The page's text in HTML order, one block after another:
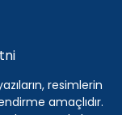
resimlerin
amaçlıdır.